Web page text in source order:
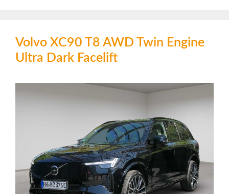
Volvo XC90 T8 AWD Twin Engine
Ultra Dark Facelift